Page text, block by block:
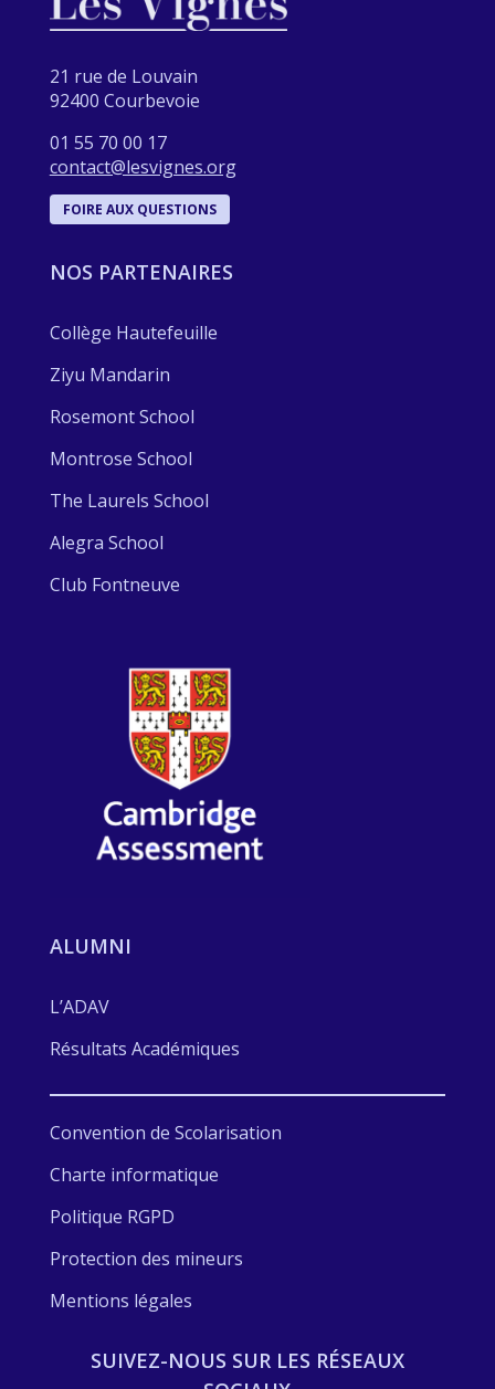
21 rue de Louvain
92400 Courbevoie
01 55 70 00 17
contact@lesvignes.org
FOIRE AUX QUESTIONS
NOS PARTENAIRES
Collège Hautefeuille
Ziyu Mandarin
Rosemont School
Montrose School
The Laurels School
Alegra School
Club Fontneuve
ALUMNI
L’ADAV
Résultats Académiques
Convention de Scolarisation
Charte informatique
Politique RGPD
Protection des mineurs
Mentions légales
SUIVEZ-NOUS SUR LES RÉSEAUX